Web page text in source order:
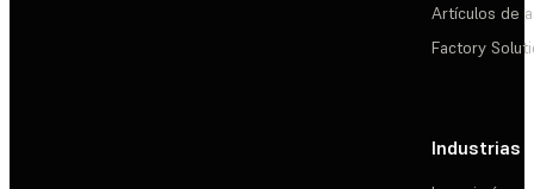
Artículos de
Factory
Industrias